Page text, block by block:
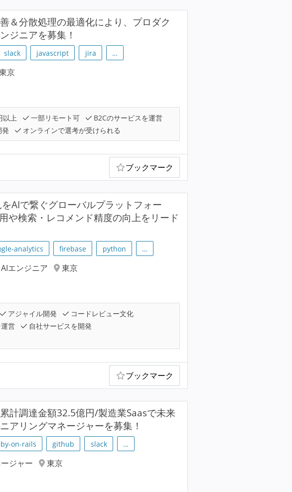
＆分散処理の最適化により、プロダク
ジニアを募集！
slack javascript jira …
京
以上 一部リモート可
B2Cのサービスを運営
オンラインで選考が受けられる
ブックマーク
AIで繋ぐグローバルプラットフォー
や検索・レコメンド精度の向上をリード
analytics firebase python …
エンジニア
東京
アジャイル開発
コードレビュー文化
営
自社サービスを開発
ブックマーク
計調達金額32.5億円/製造業Saasで未来
アリングマネージャーを募集！
on-rails github slack …
ジャー
東京